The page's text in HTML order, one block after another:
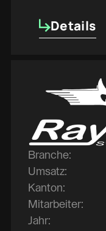
Details
Details
Branche:
Umsatz:
Kanton:
Mitarbeiter:
Jahr: